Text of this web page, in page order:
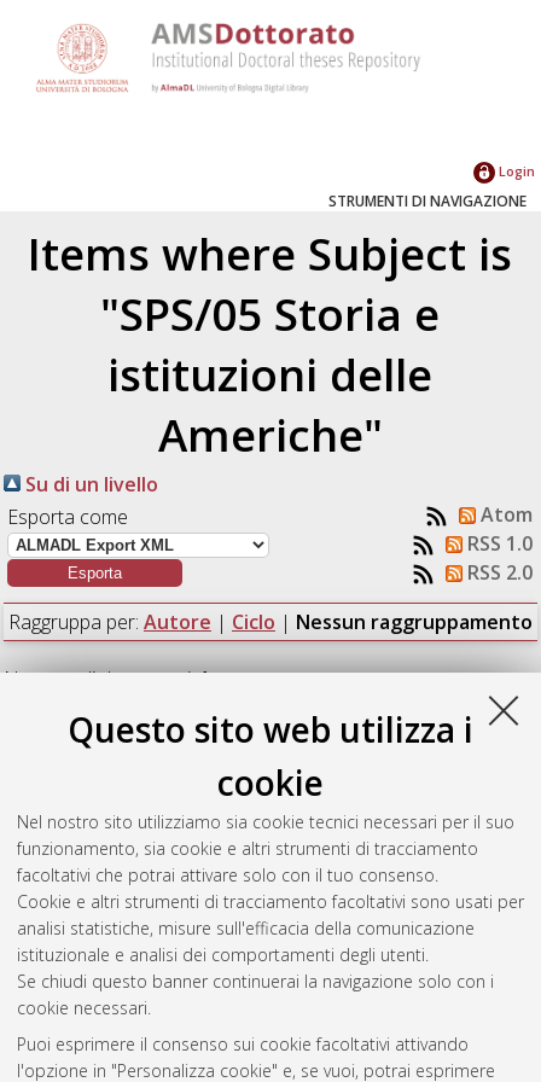
Questo sito web utilizza i
cookie
Nel nostro sito utilizziamo sia cookie tecnici necessari per il suo
funzionamento, sia cookie e altri strumenti di tracciamento
facoltativi che potrai attivare solo con il tuo consenso.
Cookie e altri strumenti di tracciamento facoltativi sono usati per
analisi statistiche, misure sull'efficacia della comunicazione
istituzionale e analisi dei comportamenti degli utenti.
Se chiudi questo banner continuerai la navigazione solo con i
cookie necessari.
Puoi esprimere il consenso sui cookie facoltativi attivando
l'opzione in "Personalizza cookie" e, se vuoi, potrai esprimere
Login
STRUMENTI DI NAVIGAZIONE
Items where Subject is
"SPS/05 Storia e
istituzioni delle
Americhe"
Su di un livello
Esporta come
Atom
RSS 1.0
RSS 2.0
Raggruppa per: Autore | Ciclo | Nessun raggruppamento
Numero di documenti:1.
Bottacchi, Jacopo(2021)Lamento Sertanejo: inclusion of the
outsiders, messianic leadership and the new centrality of the
northeast in Brazilian politics, [Dissertation thesis], Alma
Mater Studiorum Università di Bologna. Dottorato di ricerca in
Scienze politiche e sociali , 33 Ciclo. DOI
10.48676/unibo/amsdottorato/9833.
Questa lista e' stata generata il Thu Aug 6 20:34:40 2026
Atom
Rss 1.0